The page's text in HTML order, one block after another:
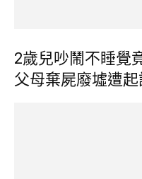
2歲兒吵鬧不睡覺
父母棄屍廢墟遭起